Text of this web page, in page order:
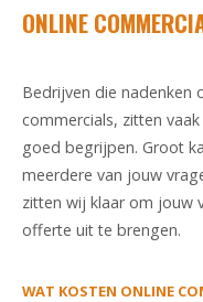
ONLINE
Bedrijven die nadenken
commercials, zitten
goed begrijpen. Groot
meerdere van jouw
zitten wij klaar om jouw
offerte uit te brengen.
WAT KOSTEN ONLINE